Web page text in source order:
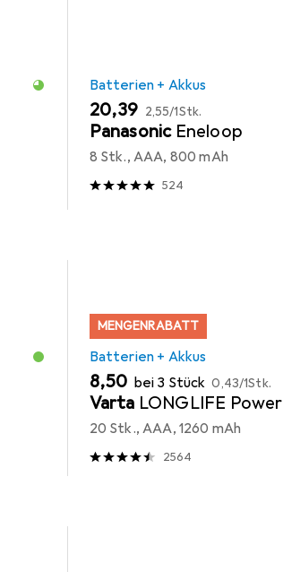
Batterien + Akkus
EUR
20,39 EUR
2,55/1Stk.
Panasonic Eneloop
8 Stk., AAA, 800 mAh
524
MENGENRABATT
Batterien + Akkus
EUR
8,50 bei 3 Stück EUR
0,43/1Stk.
Varta LONGLIFE Power
20 Stk., AAA, 1260 mAh
2564